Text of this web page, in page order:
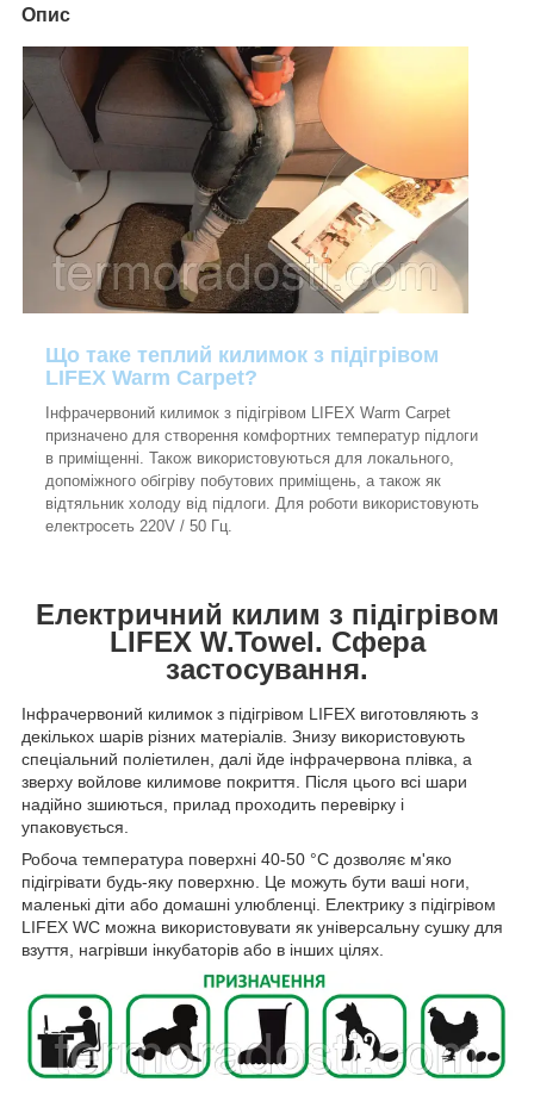
Опис
Що таке теплий килимок з підігрівом
LIFEX Warm Carpet?
Інфрачервоний килимок з підігрівом LIFEX Warm Carpet
призначено для створення комфортних температур підлоги
в приміщенні. Також використовуються для локального,
допоміжного обігріву побутових приміщень, а також як
відтяльник холоду від підлоги. Для роботи використовують
електросеть 220V / 50 Гц.
Електричний килим з підігрівом
LIFEX W.Towel. Сфера
застосування.
Інфрачервоний килимок з підігрівом LIFEX виготовляють з
декількох шарів різних матеріалів. Знизу використовують
спеціальний поліетилен, далі йде інфрачервона плівка, а
зверху войлове килимове покриття. Після цього всі шари
надійно зшиються, прилад проходить перевірку і
упаковується.
Робоча температура поверхні 40-50 °C дозволяє м'яко
підігрівати будь-яку поверхню. Це можуть бути ваші ноги,
маленькі діти або домашні улюбленці. Електрику з підігрівом
LIFEX WC можна використовувати як універсальну сушку для
взуття, нагрівши інкубаторів або в інших цілях.